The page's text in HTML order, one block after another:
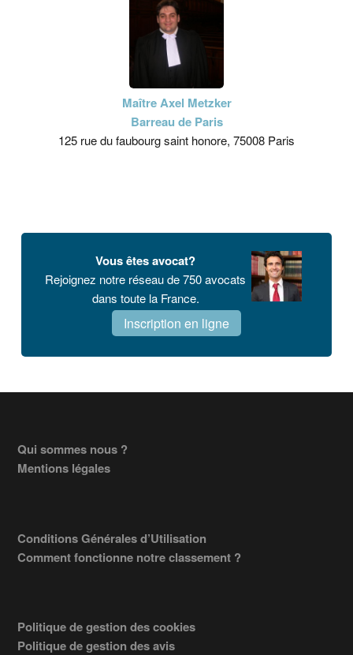
Maître Axel Metzker
Barreau de Paris
125 rue du faubourg saint honore, 75008 Paris
Vous êtes avocat?
Rejoignez notre réseau de 750 avocats
dans toute la France.
Inscription en ligne
Footer
Qui sommes nous ?
Mentions légales
Conditions Générales d’Utilisation
Comment fonctionne notre classement ?
Politique de gestion des cookies
Politique de gestion des avis